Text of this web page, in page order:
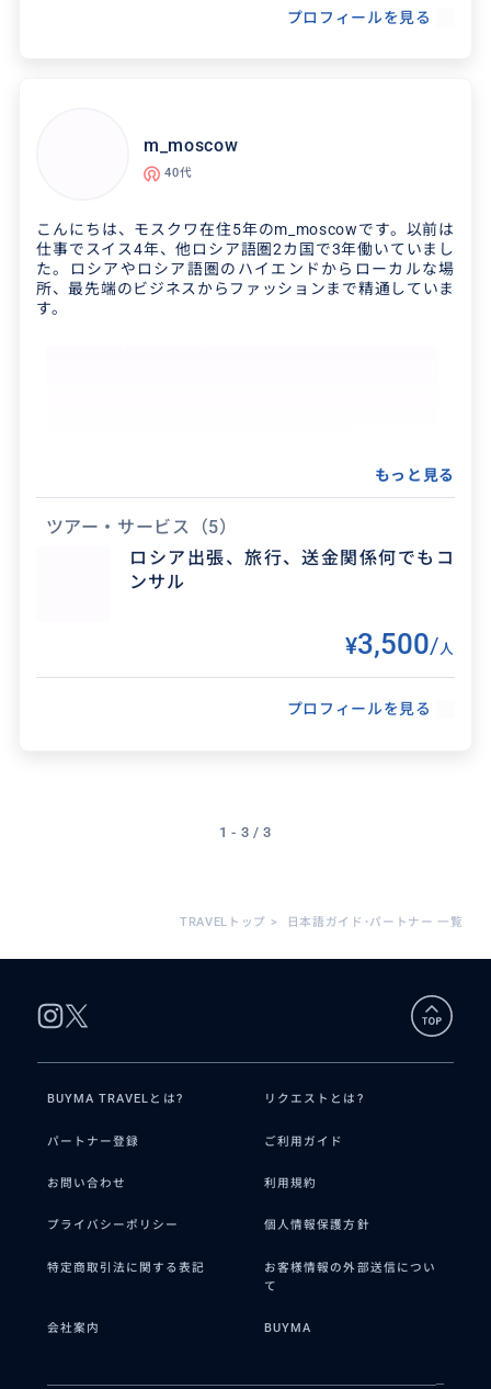
あの時代のこと、戦争の始まりと、ここでの戦
た戦跡の全てを案内します。
プロフィールを見る
m_moscow
40代
こんにちは、モスクワ在住5年のm_moscowです。以前は
仕事でスイス4年、他ロシア語圏2カ国で3年働いていまし
た。ロシアやロシア語圏のハイエンドからローカルな場
所、最先端のビジネスからファッションまで精通していま
す。
得意なジャンル / 分野
ビジネス、アート、ファッション、舞台芸術、ロ
もっと見る
ツアー・サービス （5）
ロシア出張、旅行、送金関係何でもコ
ンサル
¥3,500/ 人
プロフィールを見る
1 - 3 / 3
TRAVELトップ > 日本語ガイド･パートナー 一覧
BUYMA TRAVELとは? リクエストとは?
パートナー登録 ご利用ガイド
お問い合わせ 利用規約
プライバシーポリシー 個人情報保護方針
特定商取引法に関する表記
お客様情報の外部送信につい
て
会社案内 BUYMA